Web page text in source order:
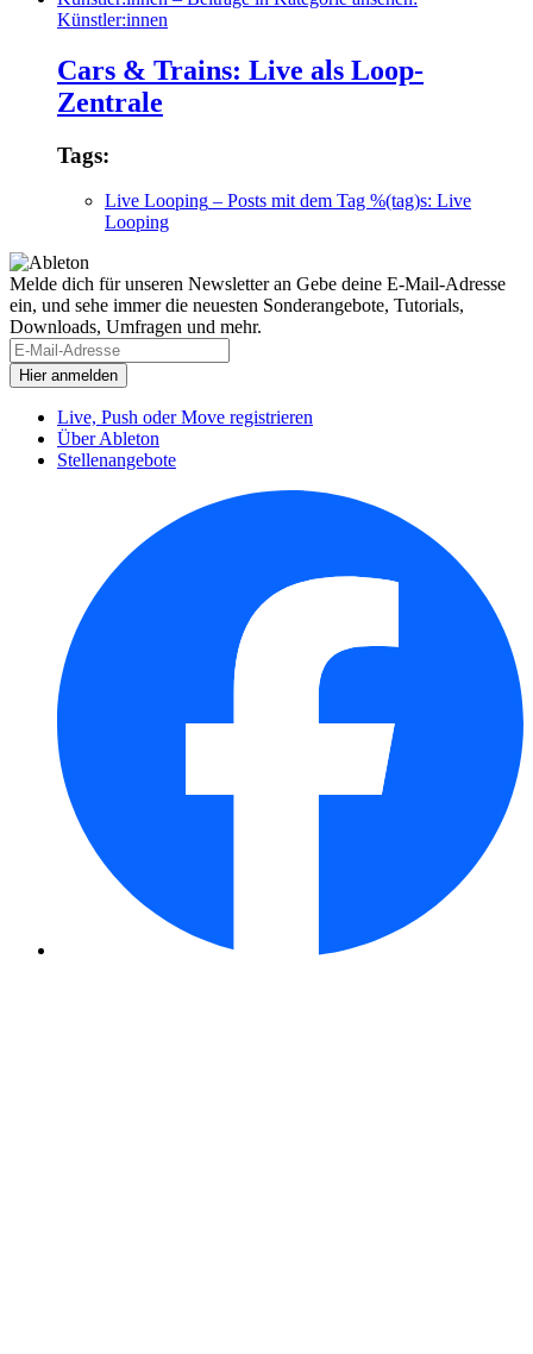
Künstler:innen
Cars & Trains: Live als Loop-
Zentrale
Tags:
Live Looping – Posts mit dem Tag %(tag)s: Live
Looping
Melde dich für unseren Newsletter an Gebe deine E-Mail-Adresse
ein, und sehe immer die neuesten Sonderangebote, Tutorials,
Downloads, Umfragen und mehr.
Live, Push oder Move registrieren
Über Ableton
Stellenangebote